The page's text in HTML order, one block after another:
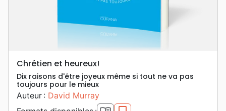
Chrétien et heureux!
Dix raisons d'être joyeux même si tout ne va pas
toujours pour le mieux
Auteur : David Murray